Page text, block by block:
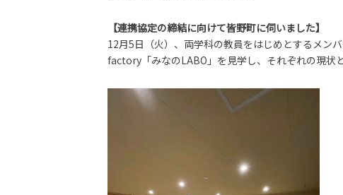
【連携協定の締結に向けて皆野町に伺いました】
12月5日（火）、両学科の教員をはじめとするメン
factory「みなのLABO」を見学し、それぞれの現状